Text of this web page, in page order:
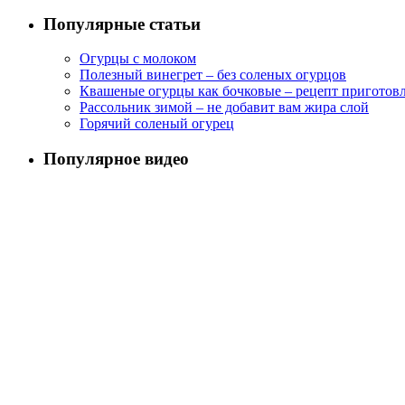
Популярные статьи
Огурцы с молоком
Полезный винегрет – без соленых огурцов
Квашеные огурцы как бочковые – рецепт
Рассольник зимой – не добавит вам жира слой
Горячий соленый огурец
Популярное видео